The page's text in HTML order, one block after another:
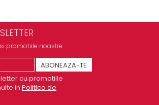
promotiile noastre
cu promotiile
in Politica de